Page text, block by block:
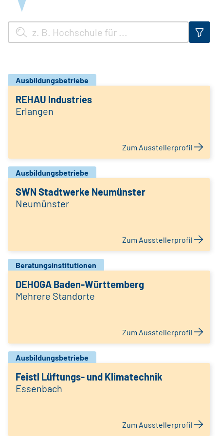
Ausbildungsbetriebe
REHAU Industries
Erlangen
Zum Ausstellerprofil
Ausbildungsbetriebe
SWN Stadtwerke Neumünster
Neumünster
Zum Ausstellerprofil
Beratungsinstitutionen
DEHOGA Baden-Württemberg
Mehrere Standorte
Zum Ausstellerprofil
Ausbildungsbetriebe
Feistl Lüftungs- und Klimatechnik
Essenbach
Zum Ausstellerprofil